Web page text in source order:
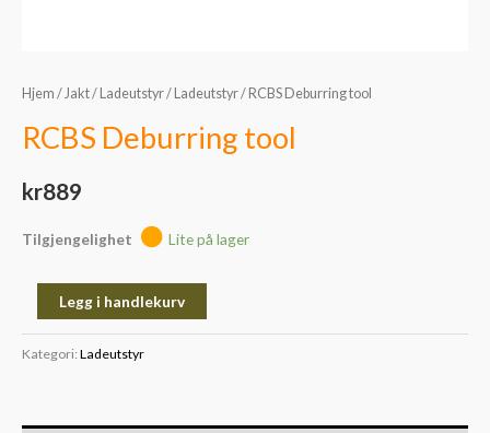
Hjem /Jakt/ Ladeutstyr/ Ladeutstyr/ RCBS Deburring tool
RCBS Deburring tool
kr889
Tilgjengelighet Lite på lager
Legg i handlekurv
Kategori: Ladeutstyr